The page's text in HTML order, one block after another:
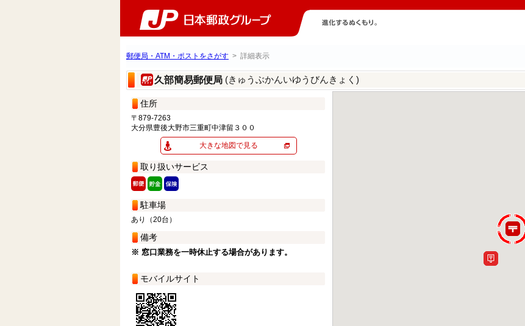
郵便局・ATM・ポストをさがす > 詳細表示
久部簡易郵便局 (きゅうぶかんいゆうびんきょく)
住所
〒879-7263
大分県豊後大野市三重町中津留３００
大きな地図で見る
取り扱いサービス
駐車場
あり（20台）
備考
※ 窓口業務を一時休止する場合があります。
モバイルサイト